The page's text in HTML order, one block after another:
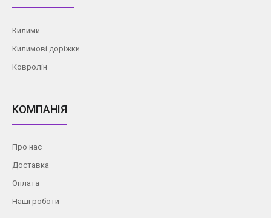
Килими
Килимові доріжки
Ковролін
КОМПАНІЯ
Про нас
Доставка
Оплата
Наші роботи